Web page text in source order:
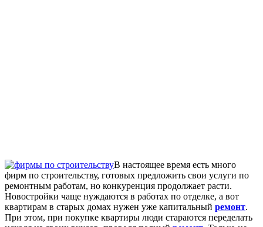
В настоящее время есть много
фирм по строительству, готовых предложить свои услуги по
ремонтным работам, но конкуренция продолжает расти.
Новостройки чаще нуждаются в работах по отделке, а вот
квартирам в старых домах нужен уже капитальный ремонт.
При этом, при покупке квартиры люди стараются переделать